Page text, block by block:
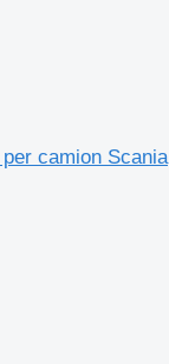
camion Scania